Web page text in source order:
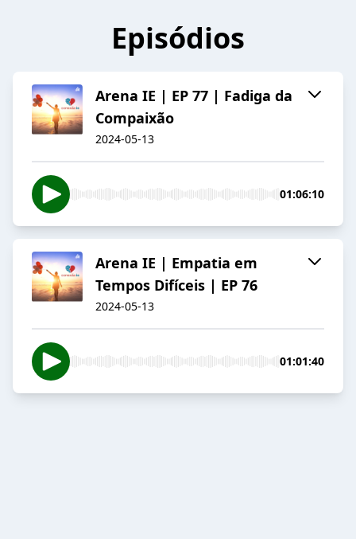
Episódios
Arena IE | EP 77 | Fadiga da
Compaixão
2024-05-13
01:06:10
Arena IE | Empatia em
Tempos Difíceis | EP 76
2024-05-13
01:01:40